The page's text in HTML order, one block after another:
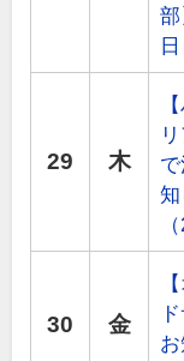
29 木
知
30 金